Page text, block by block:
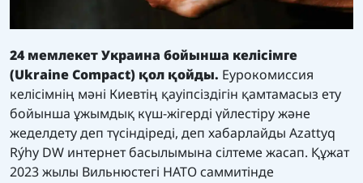
24 мемлекет Украина бойынша келісімге
(Ukraine Compact) қол қойды. Еурокомиссия
келісімнің мәні Киевтің қауіпсіздігін қамтамасыз ету
бойынша ұжымдық күш-жігерді үйлестіру және
жеделдету деп түсіндіреді, деп хабарлайды Azattyq
Rýhy DW интернет басылымына сілтеме жасап. Құжат
2023 жылы Вильнюстегі НАТО саммитінде